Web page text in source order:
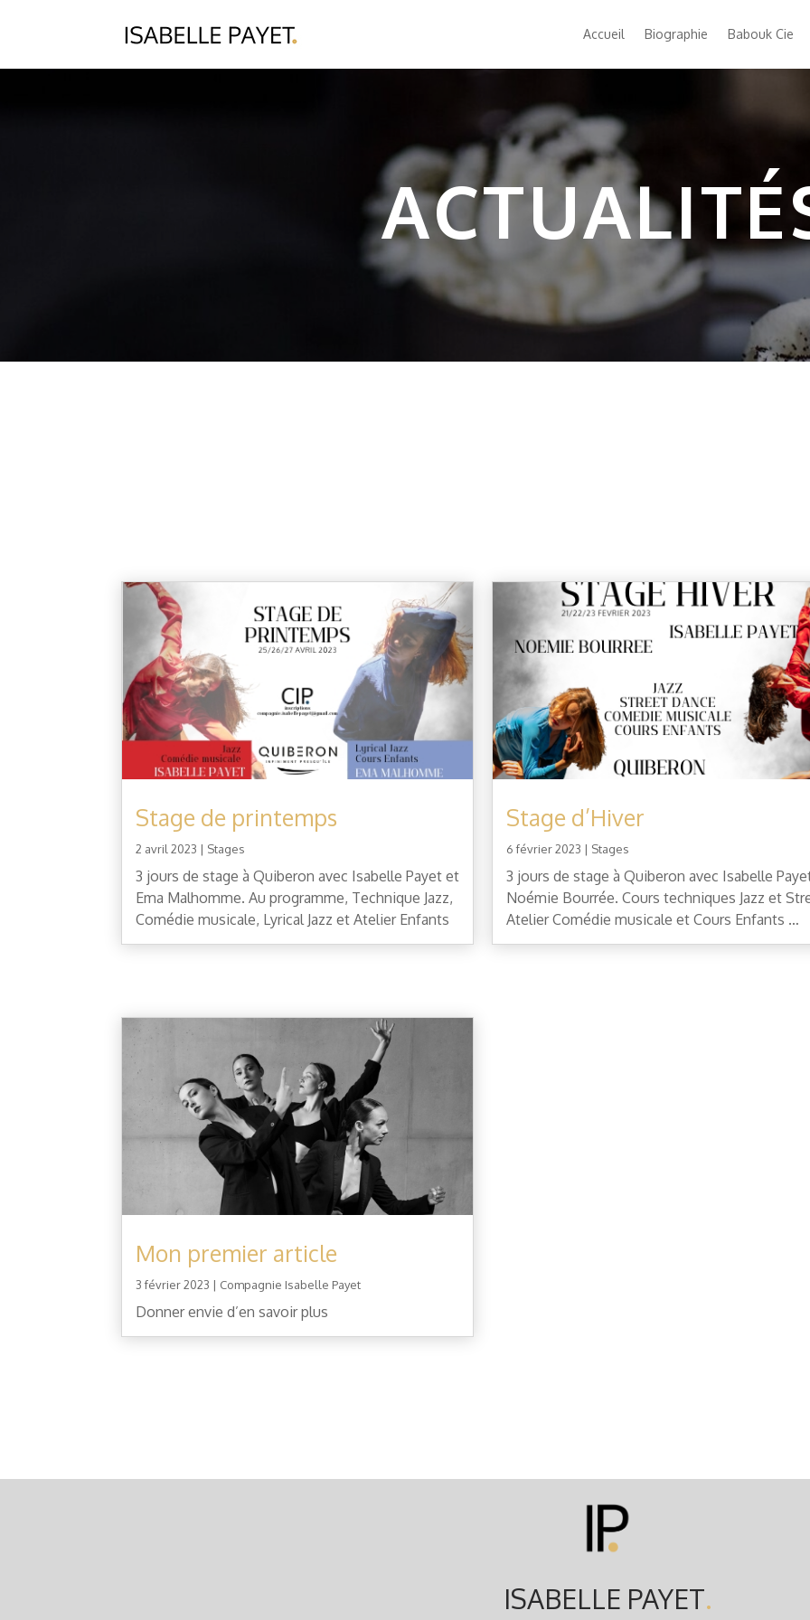
Accueil Biographie Babouk Cie
Stage de printemps
2 avril 2023 | Stages
3 jours de stage à Quiberon avec Isabelle Payet et
Ema Malhomme. Au programme, Technique Jazz,
Comédie musicale, Lyrical Jazz et Atelier Enfants
Stage d’Hiver
6 février 2023 | Stages
3 jours de stage à Quiberon avec Isabelle
Noémie Bourrée. Cours techniques Jazz et
Atelier Comédie musicale et Cours Enfants …
Mon premier article
3 février 2023 | Compagnie Isabelle Payet
Donner envie d’en savoir plus
ISABELLE PAYET.